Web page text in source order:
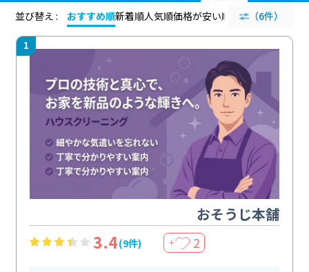
並び替え :
おすすめ順新着順人気順価格が安い順 評価が高い順
（6件）
1
おそうじ本舗
3.4(9件) ＋ 2